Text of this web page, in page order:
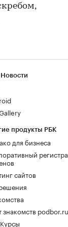
продукты РБК
для бизнеса
сайтов
знакомств podbor.ru